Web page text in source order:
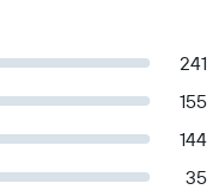
241
155
144
35